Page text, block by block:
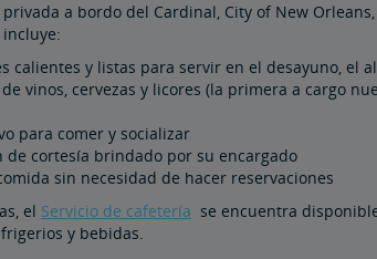
a bordo del Cardinal, City of New
calientes y listas para servir en el desayuno, el
vinos, cervezas y licores (la primera a cargo
para comer y socializar
de cortesía brindado por su encargado
sin necesidad de hacer reservaciones
el Servicio de cafetería se encuentra
y bebidas.